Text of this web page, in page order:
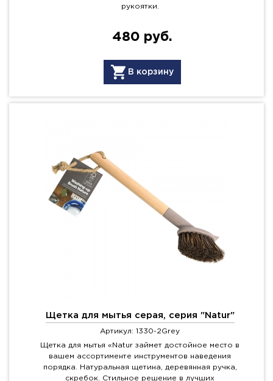
рукоятки.
480 руб.
В корзину
Щетка для мытья серая, серия "Natur"
Артикул: 1330-2Grey
Щетка для мытья «Natur займет достойное место в
вашем ассортименте инструментов наведения
порядка. Натуральная щетина, деревянная ручка,
скребок. Стильное решение в лучших